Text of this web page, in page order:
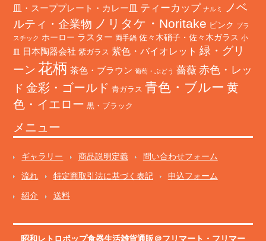
皿・スーププレート・カレー皿 ティーカップ ナルミ
ノベ
ルティ・企業物 ノリタケ・Noritake ピンク プラ
スチック ホーロー ラスター 両手鍋 佐々木硝子・佐々木ガラス 小
皿
日本陶器会社 紫ガラス 紫色・バイオレット 緑・グリ
ーン 花柄 茶色・ブラウン 葡萄・ぶどう 薔薇 赤色・レッ
ド 金彩・ゴールド 青ガラス 青色・ブルー 黄
色・イエロー 黒・ブラック
メニュー
ギャラリー 商品説明定義 問い合わせフォーム
流れ 特定商取引法に基づく表記 申込フォーム
紹介 送料
昭和レトロポップ食器生活雑貨通販＠フリマート ・ フリマー